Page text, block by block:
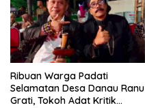
Ribuan Warga Padati
Selamatan Desa Danau Ranu
Grati, Tokoh Adat Kritik